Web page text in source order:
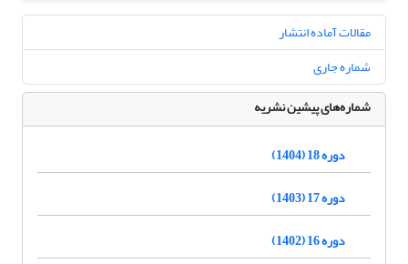
مقالات آماده انتشار
شماره جاری
شماره‌های پیشین نشریه
دوره 18 (1404)
دوره 17 (1403)
دوره 16 (1402)